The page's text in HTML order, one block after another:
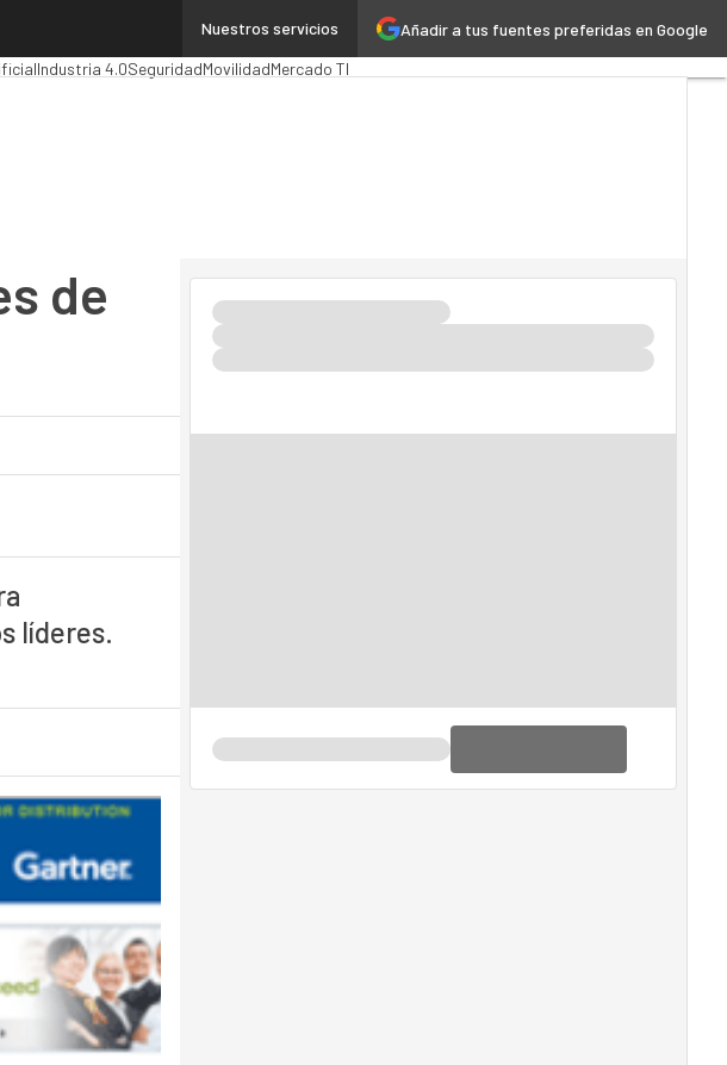
Añadir a tus fuentes preferidas en Google
Nuestros servicios
Administración PúblicaMarTechCloud
Industria 4.0SeguridadMovilidadMercado TI
de
líderes.